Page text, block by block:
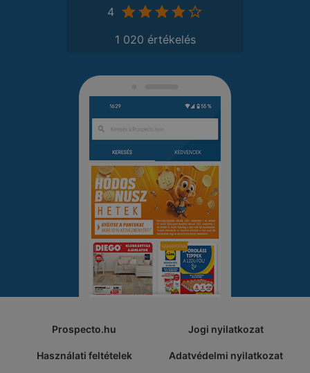
4
1 020 értékelés
Prospecto.hu Jogi nyilatkozat
Használati feltételek Adatvédelmi nyilatkozat